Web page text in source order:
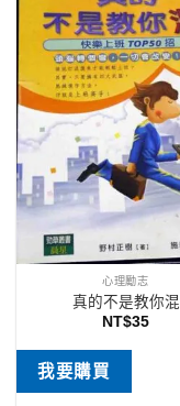
心理勵志
真的不是教你混
NT$35
我要購買